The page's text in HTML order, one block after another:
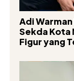
Adi
Sekda Kota
Figur yang